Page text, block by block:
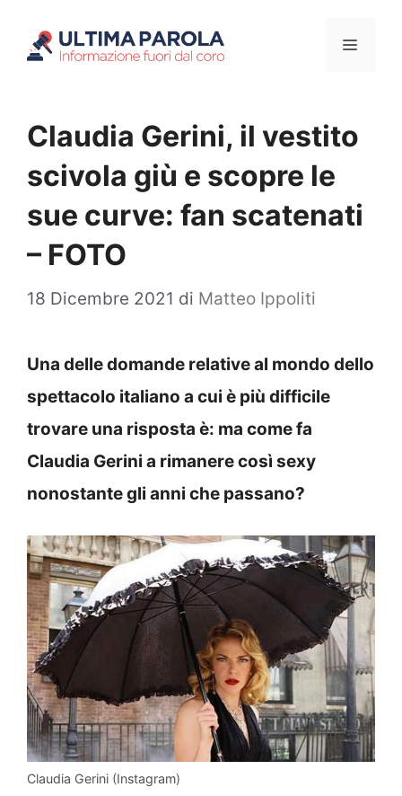
Menu
Claudia Gerini, il vestito
scivola giù e scopre le
sue curve: fan scatenati
– FOTO
18 Dicembre 2021 di Matteo Ippoliti
Una delle domande relative al mondo dello
spettacolo italiano a cui è più difficile
trovare una risposta è: ma come fa
Claudia Gerini a rimanere così sexy
nonostante gli anni che passano?
Claudia Gerini (Instagram)